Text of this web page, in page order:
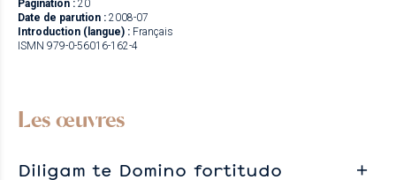
Pagination : 20
Date de parution : 2008-07
Introduction (langue) : Français
ISMN 979-0-56016-162-4
Les œuvres
Diligam te Domino fortitudo